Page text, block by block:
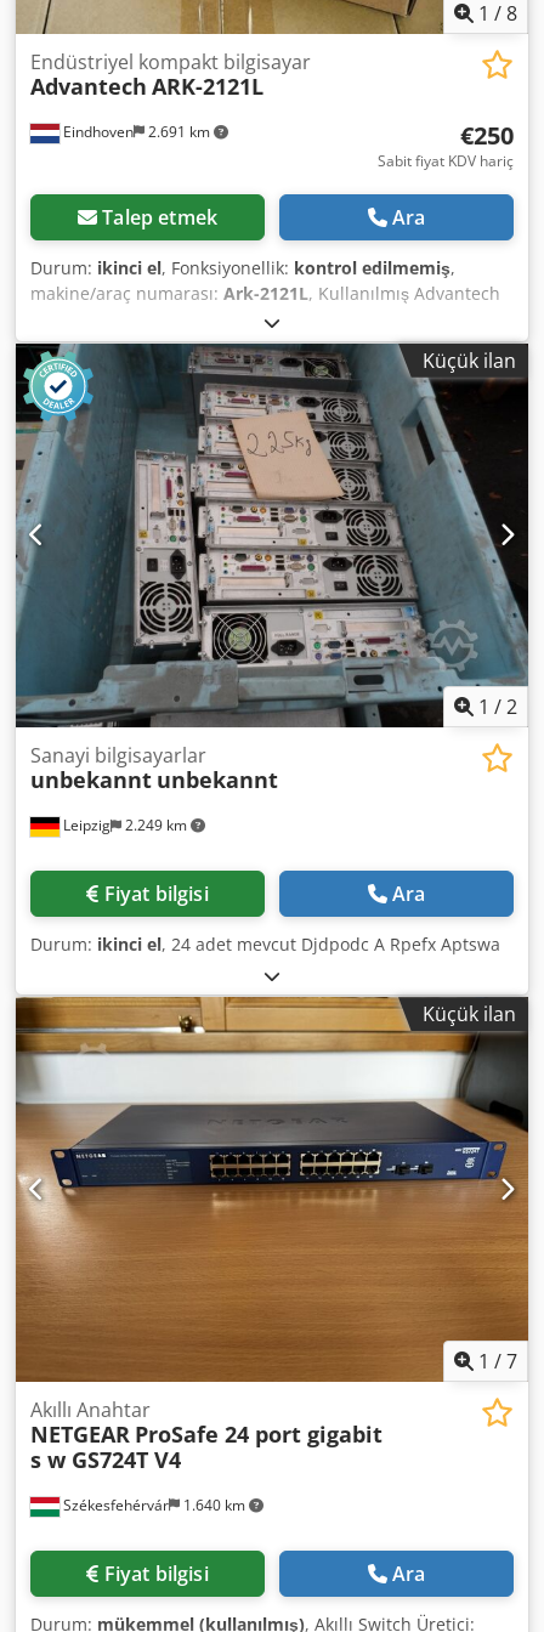
1 /8
Eindhoven 2.691 km
Endüstriyel kompakt bilgisayar
Advantech ARK-2121L
€250
Sabit fiyat KDV hariç
Talep etmek Ara
Durum: ikinci el, Fonksiyonellik: kontrol edilmemiş,
makine/araç numarası: Ark-2121L, Kullanılmış Advantech
Ark-2121L endüstriyel mini bilgisayarlar (fansız) Üretici:
Advantech Model: Ark-2121L Dedpfx Apew Hcfcjtjwa Güç
kaynağı, yazılım, antenler ve dokümantasyon/kullanım
kılavuzu dahil. Orijinal ambalajında.
Küçük ilan
1 /2
Leipzig 2.249 km
Sanayi bilgisayarlar
unbekannt unbekannt
Fiyat bilgisi Ara
Durum: ikinci el, 24 adet mevcut Djdpodc A Rpefx Aptswa
Küçük ilan
1 /7
Székesfehérvár 1.640 km
Akıllı Anahtar
NETGEAR ProSafe 24 port gigabit
s w GS724T V4
Fiyat bilgisi Ara
Durum: mükemmel (kullanılmış), Akıllı Switch Üretici: